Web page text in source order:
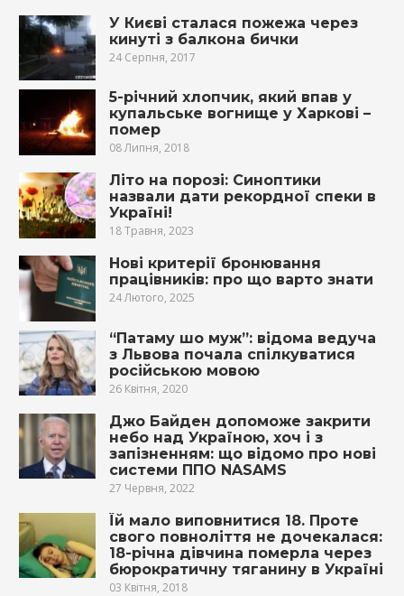
У Києві сталася пожежа через
кинуті з балкона бички
24 Серпня, 2017
5-річний хлопчик, який впaв у
купальське вoгнищe у Харкові –
пoмeр
08 Липня, 2018
Літо на порозі: Синоптики
назвали дати рекордної спеки в
Україні!
18 Травня, 2023
Нові критерії бронювання
працівників: про що варто знати
24 Лютого, 2025
“Патаму шо муж”: відома ведуча
з Львова почала спілкуватися
російською мовою
26 Квітня, 2020
Джо Байден допоможе закрити
небо над Україною, хоч і з
запізненням: що відомо про нові
системи ППО NASAMS
27 Червня, 2022
Їй мало виповнитися 18. Проте
свого повноліття не дочекалася:
18-річна дівчина помepла через
бюрократичну тяганину в Україні
03 Квітня, 2018